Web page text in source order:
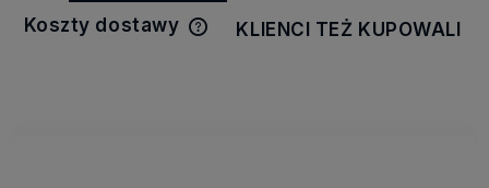
Koszty dostawy
Cena nie zawiera ewentualnych
KLIENCI TEŻ KUPOWALI